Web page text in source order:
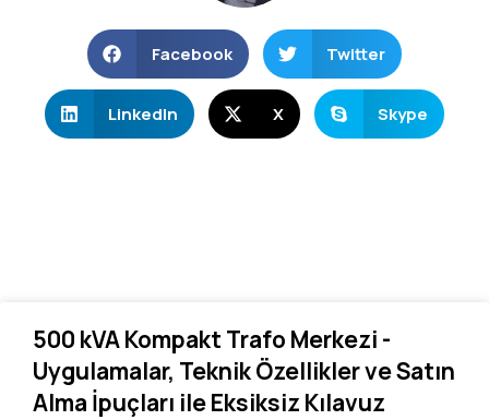
Facebook Twitter
LinkedIn X Skype
500 kVA Kompakt Trafo Merkezi -
Uygulamalar, Teknik Özellikler ve Satın
Alma İpuçları ile Eksiksiz Kılavuz